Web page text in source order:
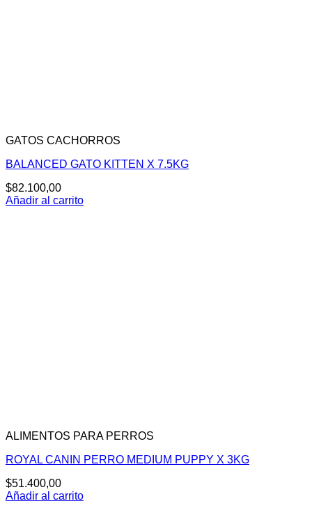
GATOS CACHORROS
BALANCED GATO KITTEN X 7.5KG
$82.100,00
Añadir al carrito
ALIMENTOS PARA PERROS
ROYAL CANIN PERRO MEDIUM PUPPY X 3KG
$51.400,00
Añadir al carrito